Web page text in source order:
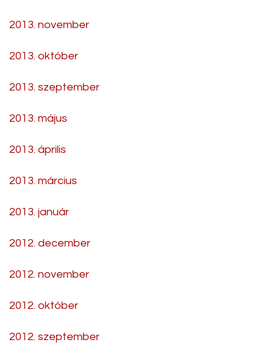
2013. november
2013. október
2013. szeptember
2013. május
2013. április
2013. március
2013. január
2012. december
2012. november
2012. október
2012. szeptember